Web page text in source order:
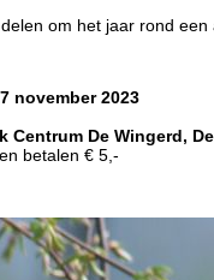
om het jaar rond
november 2023
De Wingerd,
betalen € 5,-